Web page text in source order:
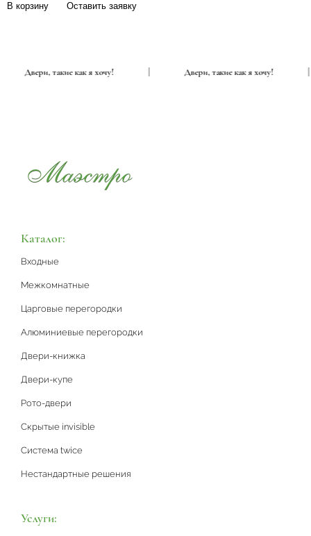
В корзину Оставить заявку
Двери, такие как я хочу! Двери, такие как я хочу!
Каталог:
Входные
Межкомнатные
Царговые перегородки
Алюминиевые перегородки
Двери-книжка
Двери-купе
Рото-двери
Скрытые invisible
Система twice
Нестандартные решения
Услуги: